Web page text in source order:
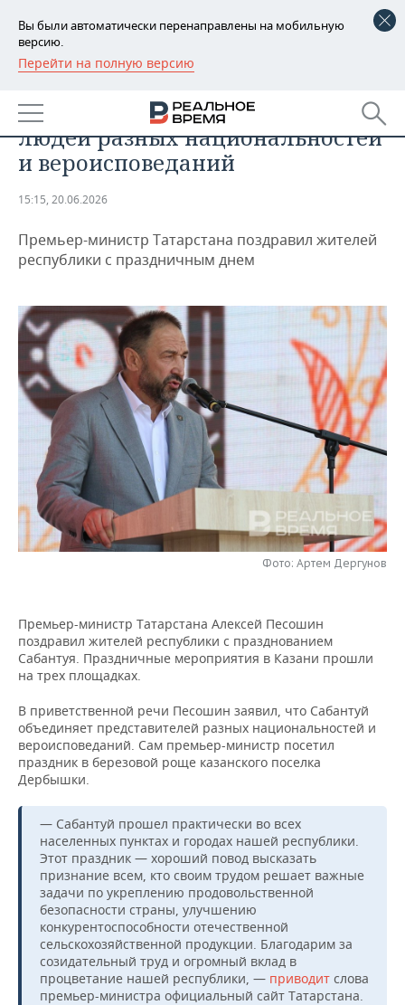
Вы были автоматически перенаправлены на мобильную
версию.
Перейти на полную версию
РЕГИОНЫ
БАШКОРТОСТАН
ТАТАРСТАН
НОВОСТИ
АНАЛИТИКА
ДЕКЛАРАЦИИ О ДОХОДАХ
КОРОЛИ ГОСЗАКАЗА ПФО
ВУЗЫ ТАТАРСТАНА
КОМУ ПРИНАДЛЕЖАТ
ТОРГОВЫЕ ЦЕНТРЫ
ТАТАРСТАНА
НОВОСТИ ЭКОНОМИКИ
ФИНАНСЫ
БАНКИ
БЮДЖЕТ
ИНВЕСТИЦИИ
ПРОМЫШЛЕННОСТЬ
НОВОСТИ
АГРОПРОМ
МАШИНОСТРОЕНИЕ
НЕФТЕХИМИЯ
НЕФТЬ
ОПК
ЭНЕРГЕТИКА
НЕДВИЖИМОСТЬ
НОВОСТИ НЕДВИЖИМОСТИ
АВТО
НОВОСТИ АВТО
БИЗНЕС
НОВОСТИ БИЗНЕСА
РОЗНИЧНАЯ ТОРГОВЛЯ
ТРАНСПОРТ
УСЛУГИ
ТЕХНОЛОГИИ
НОВОСТИ ТЕХНОЛОГИЙ
IT
МЕДИА
МЕРОПРИЯТИЯ
НОВОСТИ МЕРОПРИЯТИЙ
ВЫЕЗДНАЯ РЕДАКЦИЯ
ОТКРЫТАЯ ЛЕКЦИЯ
СПОРТ
НОВОСТИ СПОРТА
БАСКЕТБОЛ
ВОЛЕЙБОЛ
КИБЕРСПОРТ
ФИГУРНОЕ КАТАНИЕ
ХОККЕЙ С МЯЧОМ
ОБЩЕСТВО
ИНФРАСТРУКТУРА
ИСТОРИЯ
КУЛЬТУРА
МЕДИЦИНА
ПРОИСШЕСТВИЯ
СПРАВОЧНИК
СПИСОК ПЕРСОН
СПИСОК КОМПАНИЙ
Песошин: Сабантуй объединяет
людей разных национальностей
и вероисповеданий
15:15, 20.06.2026
Премьер-министр Татарстана поздравил жителей
республики с праздничным днем
Фото: Артем Дергунов
Премьер-министр Татарстана Алексей Песошин
поздравил жителей республики с празднованием
Сабантуя. Праздничные мероприятия в Казани прошли
на трех площадках.
В приветственной речи Песошин заявил, что Сабантуй
объединяет представителей разных национальностей и
вероисповеданий. Сам премьер-министр посетил
праздник в березовой роще казанского поселка
Дербышки.
— Сабантуй прошел практически во всех
населенных пунктах и городах нашей республики.
Этот праздник — хороший повод высказать
признание всем, кто своим трудом решает важные
задачи по укреплению продовольственной
безопасности страны, улучшению
конкурентоспособности отечественной
сельскохозяйственной продукции. Благодарим за
созидательный труд и огромный вклад в
процветание нашей республики, — приводит слова
премьер-министра официальный сайт Татарстана.